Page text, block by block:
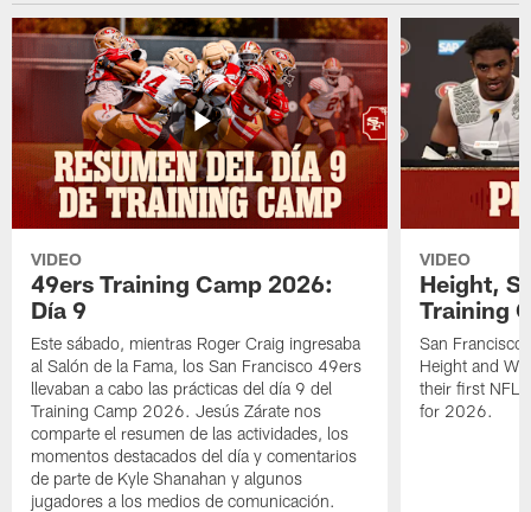
VIDEO
49ers Training Camp 2026:
Día 9
Este sábado, mientras Roger Craig ingresaba
al Salón de la Fama, los San Francisco 49ers
llevaban a cabo las prácticas del día 9 del
Training Camp 2026. Jesús Zárate nos
comparte el resumen de las actividades, los
momentos destacados del día y comentarios
de parte de Kyle Shanahan y algunos
jugadores a los medios de comunicación.
VIDEO
Height,
Training
San Francisco
Height and
their first NFL
for 2026.